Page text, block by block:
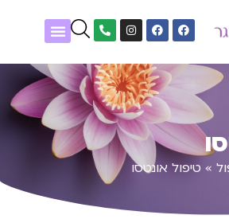
» טיפול אונטסו